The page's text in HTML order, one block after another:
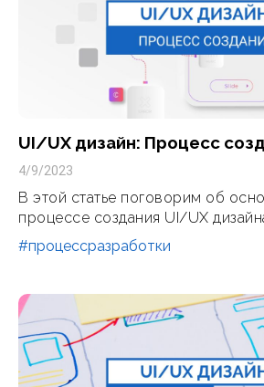
UI/UX дизайн: Процесс
4/9/2023
В этой статье поговорим об
процессе создания UI/UX
#процессразработки